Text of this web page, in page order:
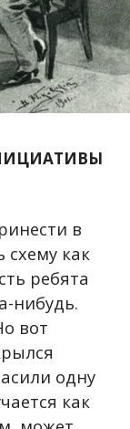
в
схему как
ребята
нибудь.
вот
одну
как